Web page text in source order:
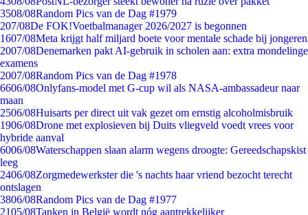
3508/08Random Pics van de Dag #1979
207/08De FOK!Voetbalmanager 2026/2027 is begonnen
1607/08Meta krijgt half miljard boete voor mentale schade bij jongeren
2007/08Denemarken pakt AI-gebruik in scholen aan: extra mondelinge
examens
2007/08Random Pics van de Dag #1978
6606/08Onlyfans-model met G-cup wil als NASA-ambassadeur naar
maan
2506/08Huisarts per direct uit vak gezet om ernstig alcoholmisbruik
1906/08Drone met explosieven bij Duits vliegveld voedt vrees voor
hybride aanval
6006/08Waterschappen slaan alarm wegens droogte: Gereedschapskist
leeg
2406/08Zorgmedewerkster die 's nachts haar vriend bezocht terecht
ontslagen
3806/08Random Pics van de Dag #1977
2105/08Tanken in België wordt nóg aantrekkelijker